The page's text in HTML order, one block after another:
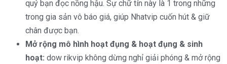
quý bạn đọc nồng hậu. Sự chữ tín này là 1 trong những
trong gia sản vô báo giá, giúp Nhatvip cuốn hút & giữ
chân được bạn.
Mở rộng mô hình hoạt đụng & hoạt đụng & sinh
hoạt: dow rikvip không dừng nghỉ giải phóng & mở rộng